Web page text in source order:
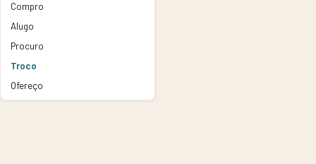
Compro
Alugo
Procuro
Troco
Ofereço